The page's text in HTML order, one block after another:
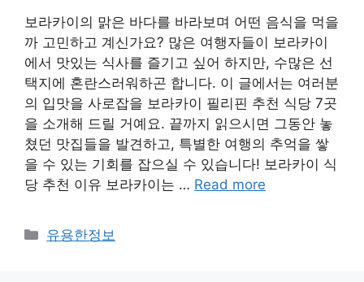
보라카이의 맑은 바다를 바라보며 어떤 음식을 먹을
까 고민하고 계신가요? 많은 여행자들이 보라카이
에서 맛있는 식사를 즐기고 싶어 하지만, 수많은 선
택지에 혼란스러워하곤 합니다. 이 글에서는 여러분
의 입맛을 사로잡을 보라카이 필리핀 추천 식당 7곳
을 소개해 드릴 거예요. 끝까지 읽으시면 그동안 놓
쳤던 맛집들을 발견하고, 특별한 여행의 추억을 쌓
을 수 있는 기회를 잡으실 수 있습니다! 보라카이 식
당 추천 이유 보라카이는 … Read more
카
유용한정보